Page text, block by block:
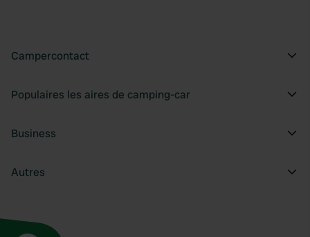
Campercontact
Populaires les aires de camping-car
Business
Autres